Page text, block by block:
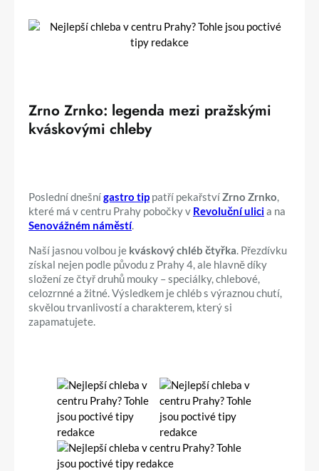
Zrno Zrnko: legenda mezi pražskými
kváskovými chleby
Poslední dnešnígastro tip patří pekařstvíZrno Zrnko,
které má v centru Prahy pobočky v Revoluční ulicia na
Senovážném náměstí.
Naší jasnou volbou je kváskový chléb čtyřka. Přezdívku
získal nejen podle původu z Prahy 4, ale hlavně díky
složení ze čtyř druhů mouky – speciálky, chlebové,
celozrnné a žitné. Výsledkem je chléb s výraznou chutí,
skvělou trvanlivostí a charakterem, který si
zapamatujete.